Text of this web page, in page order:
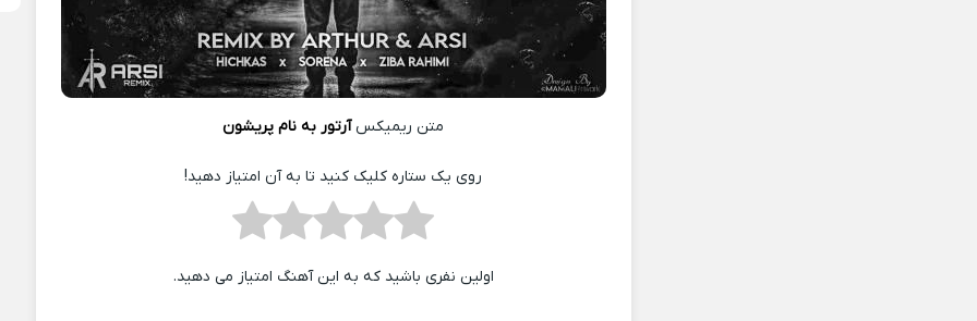
متن ریمیکسآرتور به نام پریشون
روی یک ستاره کلیک کنید تا به آن امتیاز دهید!
اولین نفری باشید که به این آهنگ امتیاز می دهید.